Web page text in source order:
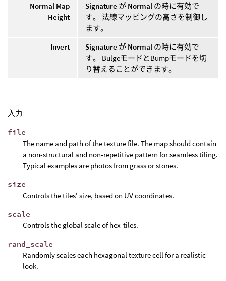
Normal Map
Height
Signature が Normal の時に有効で
す。 法線マッピングの高さを制御し
ます。
Invert
Signature が Normal の時に有効で
す。 BulgeモードとBumpモードを切
り替えることができます。
入力
file
The name and path of the texture file. The map should contain
a non-structural and non-repetitive pattern for seamless tiling.
Typical examples are photos from grass or stones.
size
Controls the tiles' size, based on UV coordinates.
scale
Controls the global scale of hex-tiles.
rand_scale
Randomly scales each hexagonal texture cell for a realistic
look.